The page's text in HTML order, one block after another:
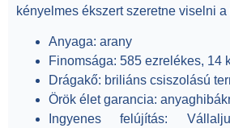
kényelmes ékszert szeretne viselni
Anyaga: arany
Finomsága: 585 ezrelékes, 14
Drágakő: briliáns csiszolású
Örök élet garancia:
Ingyenes felújítás: